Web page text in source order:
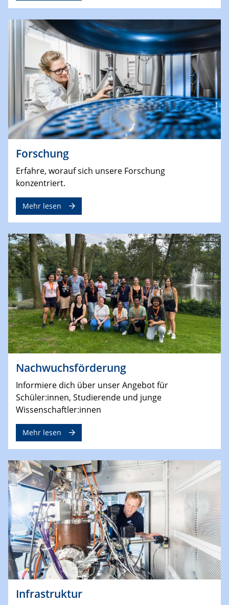
Forschung
Erfahre, worauf sich unsere Forschung
konzentriert.
Mehr lesen
Nachwuchsförderung
Informiere dich über unser Angebot für
Schüler:innen, Studierende und junge
Wissenschaftler:innen
Mehr lesen
Infrastruktur